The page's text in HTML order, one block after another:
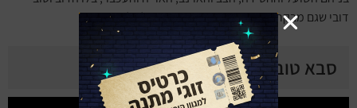
דובי שגם מבקרים בהצגה. ההצגה מתאימה לגילאי 2-8.
סבא טוביה ביוטיוב